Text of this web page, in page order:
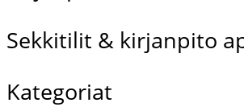
Sekkitilit & kirjanpito
Kategoriat